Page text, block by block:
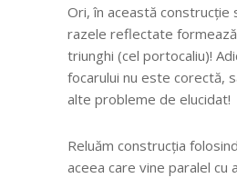
Ori, în această construcție
razele reflectate
triunghi (cel portocaliu)!
focarului nu este corectă,
alte probleme de elucidat!
Reluăm construcția
aceea care vine paralel cu